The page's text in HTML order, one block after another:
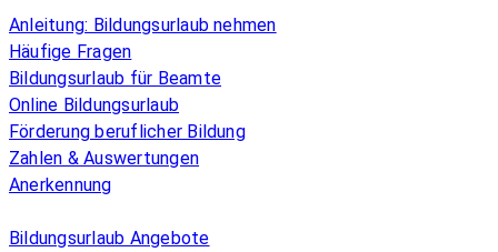
Anleitung: Bildungsurlaub nehmen
Häufige Fragen
Bildungsurlaub für Beamte
Online Bildungsurlaub
Förderung beruflicher Bildung
Zahlen & Auswertungen
Anerkennung
Bildungsurlaub Angebote